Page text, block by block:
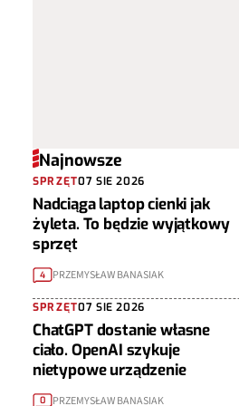
Najnowsze
SPRZĘT07 SIE 2026
Nadciąga laptop cienki jak
żyleta. To będzie wyjątkowy
sprzęt
4 PRZEMYSŁAW BANASIAK
SPRZĘT07 SIE 2026
ChatGPT dostanie własne
ciało. OpenAI szykuje
nietypowe urządzenie
0 PRZEMYSŁAW BANASIAK